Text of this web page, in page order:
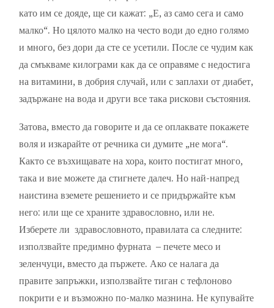
като им се дояде, ще си кажат: „Е, аз само сега и само
малко“. Но цялото малко на често води до едно голямо
и много, без дори да сте се усетили. После се чудим как
да смъкваме килограми как да се оправяме с недостига
на витамини, в добрия случай, или с заплахи от диабет,
задържане на вода и други все така рискови състояния.
Затова, вместо да говорите и да се оплаквате покажете
воля и изкарайте от речника си думите „не мога“.
Както се възхищавате на хора, които постигат много,
така и вие можете да стигнете далеч. Но най-напред
наистина вземете решението и се придържайте към
него: или ще се храните здравословно, или не.
Изберете ли здравословното, правилата са следните:
използвайте предимно фурната – печете месо и
зеленчуци, вместо да пържете. Ако се налага да
правите запръжки, използвайте тиган с тефлоново
покрити е и възможно по-малко мазнина. Не купувайте